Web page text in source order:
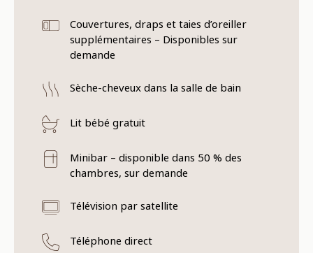
Couvertures, draps et taies d’oreiller
supplémentaires – Disponibles sur
demande
Sèche-cheveux dans la salle de bain
Lit bébé gratuit
Minibar – disponible dans 50 % des
chambres, sur demande
Télévision par satellite
Téléphone direct